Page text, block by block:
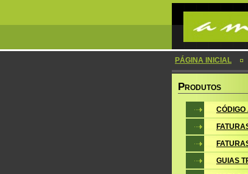
PÁGINA INICIAL
PRODUTOS
CÓDIGO
GUIAS